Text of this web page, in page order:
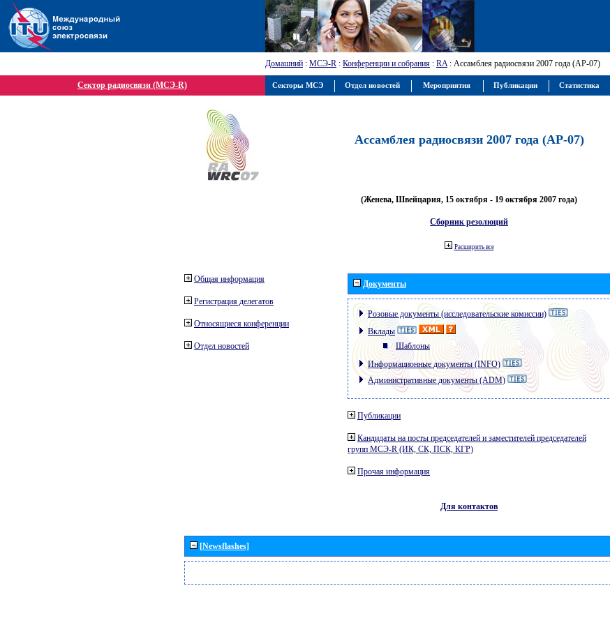
Домашний : МСЭ-R : Конференции и собрания : RA: Ассамблея радиосвязи 2007 года (АР-07)
Сектор радиосвязи (МСЭ-R)
Ассамблея радиосвязи 2007 года (АР-07)
(Женева, Швейцария, 15 октября - 19 октября 2007 года)
Сборник резолюций
Расширить все
Общая информация
Регистрация делегатов
Относящиеся конференции
Отдел новостей
Документы
Розовые документы (исследовательские комиссии)
Вклады
Шаблоны
Информационные документы (INFO)
Административные документы (ADM)
Публикации
Кандидаты на посты председателей и заместителей председателей
групп МСЭ-R (ИК, СК, ПСК, КГР)
Прочая информация
Для контактов
[Newsflashes]
Секторы МСЭ Отдел новостей Мероприятия Публикации Статистика